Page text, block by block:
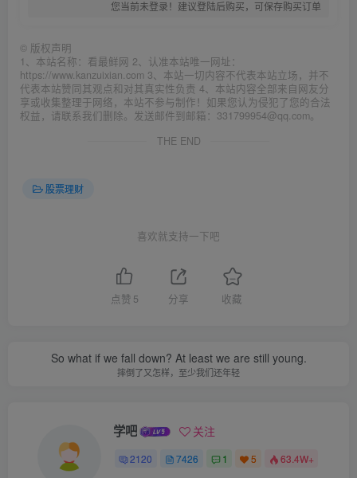
您当前未登录！建议登陆后购买，可保存购买订单
© 版权声明
1、本站名称：看最鲜网 2、认准本站唯一网址：
https://www.kanzuixian.com 3、本站一切内容不代表本站立场，并不
代表本站赞同其观点和对其真实性负责 4、本站内容全部来自网友分
享或收集整理于网络，本站不参与制作！如果您认为侵犯了您的合法
权益，请联系我们删除。发送邮件到邮箱：331799954@qq.com。
THE END
股票理财
喜欢就支持一下吧
点赞 5 分享 收藏
So what if we fall down? At least we are still young.
摔倒了又怎样，至少我们还年轻
学吧 关注
2120 7426 1 5 63.4W+